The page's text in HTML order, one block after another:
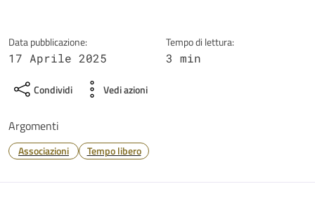
Data pubblicazione:
17 Aprile 2025
Tempo di lettura:
3 min
Condividi Vedi azioni
Argomenti
Associazioni Tempo libero